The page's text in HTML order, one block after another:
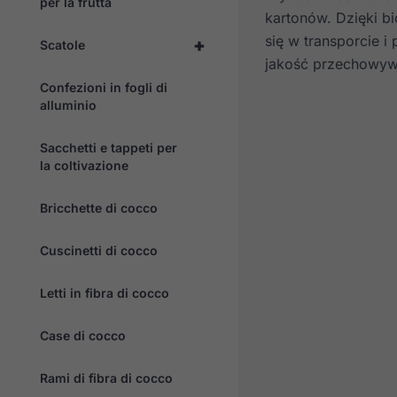
+
Scatole
Confezioni in fogli di
alluminio
Sacchetti e tappeti per
la coltivazione
Bricchette di cocco
Cuscinetti di cocco
Letti in fibra di cocco
Case di cocco
Rami di fibra di cocco
kartonów. Dzięki
się w transporcie i
jakość